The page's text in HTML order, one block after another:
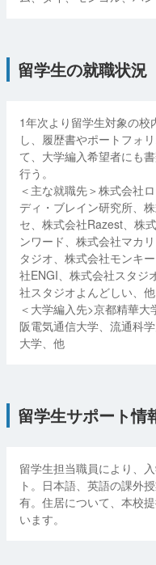
留学生の就職状況
1年次より留学生対象の
し、履歴書やポートフォ
て、大学編入希望者にも
行う。
＜主な就職先＞株式会社
ディ・ブレイン研究所、
セ、株式会社Razest、株
ンワード、株式会社マカ
タジオ、株式会社モンキ
社ENGI、株式会社スタジ
社スタジオよんどしい、他
＜大学編入先>京都精華
阪電気通信大学、流通科
大学、他
留学生サポート情
留学生担当職員により、
ト。日本語、英語の課外
有。住居について、本校
います。